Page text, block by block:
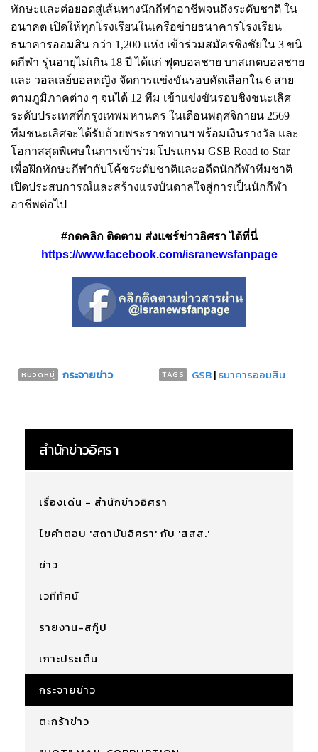
ทักษะและต่อยอดสู่เส้นทางนักกีฬาอาชีพจนถึงระดับชาติ ใน
อนาคต เปิดให้ทุกโรงเรียนในเครือข่ายธนาคารโรงเรียน
ธนาคารออมสิน กว่า 1,200 แห่ง เข้าร่วมสมัครชิงชัยใน 3 ขนิ
ดกีฬา รุ่นอายุไม่เกิน 18 ปี ได้แก่ ฟุตบอลชาย บาสเกตบอลชาย
และ วอลเลย์บอลหญิง จัดการแข่งขันรอบคัดเลือกใน 6 สาย
ตามภูมิภาคต่าง ๆ จนได้ 12 ทีม เข้าแข่งขันรอบชิงชนะเลิศ
ระดับประเทศที่กรุงเทพมหานคร ในเดือนพฤศจิกายน 2569
ทีมชนะเลิศจะได้รับถ้วยพระราชทานฯ พร้อมเงินรางวัล และ
โอกาสสุดพิเศษในการเข้าร่วมโปรแกรม GSB Road to Star
เพื่อฝึกทักษะกีฬากับโค้ชระดับชาติและอดีตนักกีฬาทีมชาติ
เปิดประสบการณ์และสร้างแรงบันดาลใจสู่การเป็นนักกีฬา
อาชีพต่อไป
#กดคลิก ติดตาม ส่งแชร์ข่าวอิศรา ได้ที่นี่
https://www.facebook.com/isranewsfanpage
หมวดหมู่ กระจายข่าว TAGS GSB|ธนาคารออมสิน
สำนักข่าวอิศรา
เรื่องเด่น - สำนักข่าวอิศรา
ไขคำตอบ 'สถาบันอิศรา' กับ 'สสส.'
ข่าว
เวทีทัศน์
รายงาน-สกู๊ป
เกาะประเด็น
กระจายข่าว
ตะกร้าข่าว